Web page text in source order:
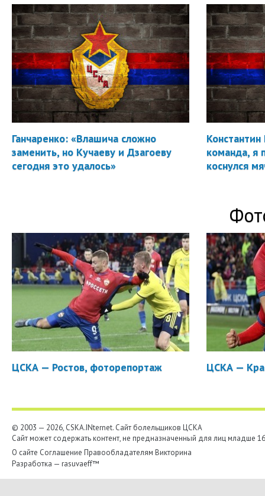
Ганчаренко: «Влашича сложно
заменить, но Кучаеву и Дзагоеву
сегодня это удалось»
Константин
команда, я
коснулся
ЦСКА — Ростов, фоторепортаж ЦСКА —
© 2003 — 2026, CSKA.INternet. Cайт болельщиков ЦСКА
Сайт может содержать контент, не предназначенный для лиц младше
О сайте Соглашение Правообладателям Викторина
Разработка — rasuvaeff™